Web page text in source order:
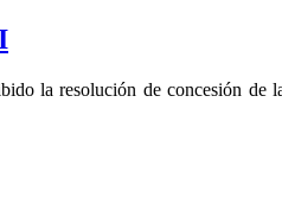
la resolución de concesión